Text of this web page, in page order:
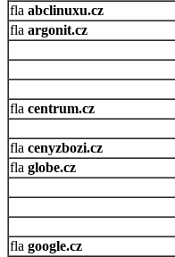
abclinuxu.cz
argonit.cz
centrum.cz
cenyzbozi.cz
globe.cz
google.cz